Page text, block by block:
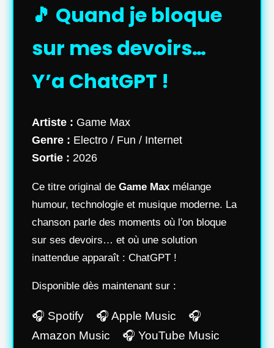
🎵 Quand je bloque
sur mes devoirs…
Y’a ChatGPT !
Artiste : Game Max
Genre : Electro / Fun / Internet
Sortie : 2026
Ce titre original de Game Max mélange
humour, technologie et musique moderne. La
chanson parle des moments où l'on bloque
sur ses devoirs… et où une solution
inattendue apparaît : ChatGPT !
Disponible dès maintenant sur :
🎧 Spotify 🎧 Apple Music 🎧
Amazon Music 🎧 YouTube Music